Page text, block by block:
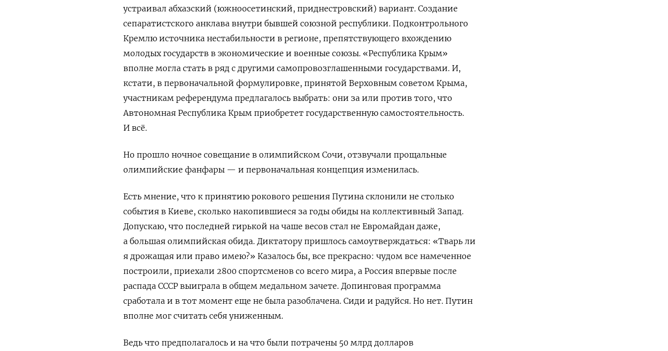
устраивал абхазский (южноосетинский, приднестровский) вариант. Создание
сепаратистского анклава внутри бывшей союзной республики. Подконтрольного
Кремлю источника нестабильности в регионе, препятствующего вхождению
молодых государств в экономические и военные союзы. «Республика Крым»
вполне могла стать в ряд с другими самопровозглашенными государствами. И,
кстати, в первоначальной формулировке, принятой Верховным советом Крыма,
участникам референдума предлагалось выбрать: они за или против того, что
Автономная Республика Крым приобретет государственную самостоятельность.
И всё.
Но прошло ночное совещание в олимпийском Сочи, отзвучали прощальные
олимпийские фанфары — и первоначальная концепция изменилась.
Есть мнение, что к принятию рокового решения Путина склонили не столько
события в Киеве, сколько накопившиеся за годы обиды на коллективный Запад.
Допускаю, что последней гирькой на чаше весов стал не Евромайдан даже,
а большая олимпийская обида. Диктатору пришлось самоутверждаться: «Тварь ли
я дрожащая или право имею?» Казалось бы, все прекрасно: чудом все намеченное
построили, приехали 2800 спортсменов со всего мира, а Россия впервые после
распада СССР выиграла в общем медальном зачете. Допинговая программа
сработала и в тот момент еще не была разоблачена. Сиди и радуйся. Но нет. Путин
вполне мог считать себя униженным.
Ведь что предполагалось и на что были потрачены 50 млрд долларов